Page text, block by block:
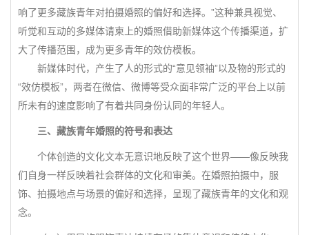
响了更多藏族青年对拍摄婚照的偏好和选择。”这种兼具视觉、
听觉和互动的多媒体请柬上的婚照借助新媒体这个传播渠道，扩
大了传播范围，成为更多青年的效仿模板。
新媒体时代，产生了人的形式的“意见领袖”以及物的形式的
“效仿模板”，两者在微信、微博等受众面非常广泛的平台上以前
所未有的速度影响了有着共同身份认同的年轻人。
三、藏族青年婚照的符号和表达
个体创造的文化文本无意识地反映了这个世界——像反映我
们自身一样反映着社会群体的文化和审美。在婚照拍摄中，服
饰、拍摄地点与场景的偏好和选择，呈现了藏族青年的文化和观
念。